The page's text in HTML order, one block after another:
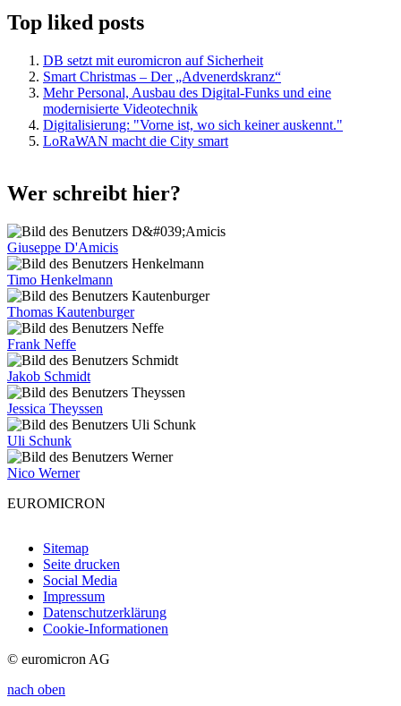
Top liked posts
DB setzt mit euromicron auf Sicherheit
Smart Christmas – Der „Advenerdskranz“
Mehr Personal, Ausbau des Digital-Funks und eine
modernisierte Videotechnik
Digitalisierung: "Vorne ist, wo sich keiner auskennt."
LoRaWAN macht die City smart
Wer schreibt hier?
Giuseppe D'Amicis
Timo Henkelmann
Thomas Kautenburger
Frank Neffe
Jakob Schmidt
Jessica Theyssen
Uli Schunk
Nico Werner
EUROMICRON
Sitemap
Seite drucken
Social Media
Impressum
Datenschutzerklärung
Cookie-Informationen
© euromicron AG
nach oben